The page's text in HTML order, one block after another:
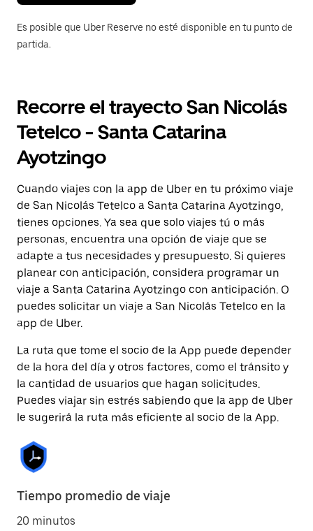
Es posible que Uber Reserve no esté disponible en tu punto de
partida.
Recorre el trayecto San Nicolás
Tetelco - Santa Catarina
Ayotzingo
Cuando viajes con la app de Uber en tu próximo viaje
de San Nicolás Tetelco a Santa Catarina Ayotzingo,
tienes opciones. Ya sea que solo viajes tú o más
personas, encuentra una opción de viaje que se
adapte a tus necesidades y presupuesto. Si quieres
planear con anticipación, considera programar un
viaje a Santa Catarina Ayotzingo con anticipación. O
puedes solicitar un viaje a San Nicolás Tetelco en la
app de Uber.
La ruta que tome el socio de la App puede depender
de la hora del día y otros factores, como el tránsito y
la cantidad de usuarios que hagan solicitudes.
Puedes viajar sin estrés sabiendo que la app de Uber
le sugerirá la ruta más eficiente al socio de la App.
Tiempo promedio de viaje
20 minutos